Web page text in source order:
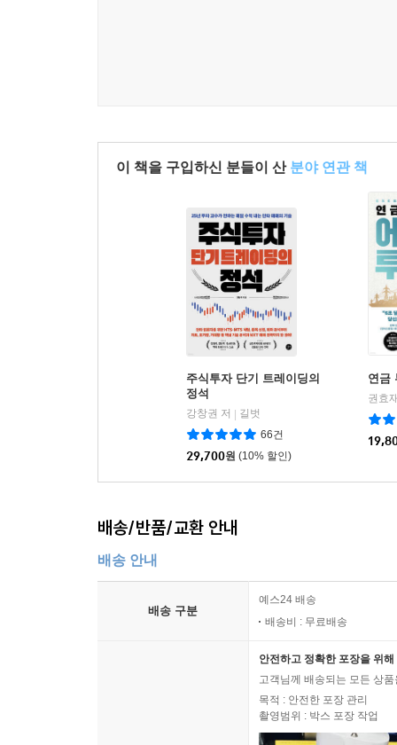
2. 재무.회계.세금에 관한 사항
4. 자산에 관한 사항
5. 계약에 관한 사항
6. 인허가, 컴플라이언스, 분쟁에 관한 사항
· 이행사항(약정사항, 준수사항)(Covenant)
1. 거래종결 전 이행사항
2. 거래종결 후 이행사항
· 손해배상 일반론
1. 손해배상책임의 법적성질
5. 손해배상의 범위
7. 피배상자의 범위
· 손해배상의 한정
이 책을 구입하신 분들이 산 분야 연관 책
주식투자 단기 트레이딩의
정석
강창권 저
길벗
66건
29,700원 (10% 할인)
연금
권효
배송/반품/교환 안내
배송 안내
배송 구분
예스24 배송
배송비 : 무료배송
안전하고 정확한 포장을 위
고객님께 배송되는 모든 상
목적 : 안전한 포장 관리
촬영범위 : 박스 포장 작업